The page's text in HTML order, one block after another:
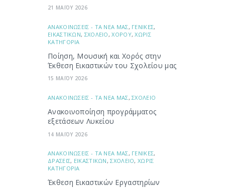
21 ΜΑΪΟΥ 2026
ΑΝΑΚΟΙΝΩΣΕΙΣ - ΤΑ ΝΕΑ ΜΑΣ, ΓΕΝΙΚΕΣ,
ΕΙΚΑΣΤΙΚΩΝ, ΣΧΟΛΕΙΟ ,ΧΟΡΟΥ,ΧΩΡΙΣ
ΚΑΤΗΓΟΡΙΑ
Ποίηση, Μουσική και Χορός στην
Έκθεση Εικαστικών του Σχολείου μας
15 ΜΑΪΟΥ 2026
ΑΝΑΚΟΙΝΩΣΕΙΣ - ΤΑ ΝΕΑ ΜΑΣ,ΣΧΟΛΕΙΟ
Ανακοινοποίηση προγράμματος
εξετάσεων Λυκείου
14 ΜΑΪΟΥ 2026
ΑΝΑΚΟΙΝΩΣΕΙΣ - ΤΑ ΝΕΑ ΜΑΣ, ΓΕΝΙΚΕΣ,
ΔΡΑΣΕΙΣ, ΕΙΚΑΣΤΙΚΩΝ,ΣΧΟΛΕΙΟ,ΧΩΡΙΣ
ΚΑΤΗΓΟΡΙΑ
Έκθεση Εικαστικών Εργαστηρίων